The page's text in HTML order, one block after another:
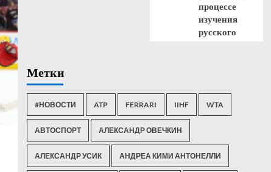
процессе
изучения
русского
Метки
#НОВОСТИ ATP FERRARI IIHF WTA
АВТОСПОРТ АЛЕКСАНДР ОВЕЧКИН
АЛЕКСАНДР УСИК АНДРЕА КИМИ АНТОНЕЛЛИ